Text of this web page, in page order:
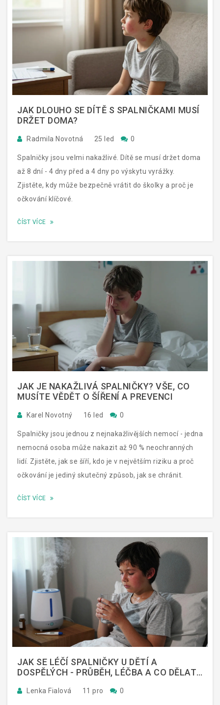
JAK DLOUHO SE DÍTĚ S SPALNIČKAMI MUSÍ
DRŽET DOMA?
Radmila Novotná 25 led 0
Spalničky jsou velmi nakažlivé. Dítě se musí držet doma
až 8 dní - 4 dny před a 4 dny po výskytu vyrážky.
Zjistěte, kdy může bezpečně vrátit do školky a proč je
očkování klíčové.
ČÍST VÍCE
JAK JE NAKAŽLIVÁ SPALNIČKY? VŠE, CO
MUSÍTE VĚDĚT O ŠÍŘENÍ A PREVENCI
Karel Novotný 16 led 0
Spalničky jsou jednou z nejnakažlivějších nemocí - jedna
nemocná osoba může nakazit až 90 % neochranných
lidí. Zjistěte, jak se šíří, kdo je v největším riziku a proč
očkování je jediný skutečný způsob, jak se chránit.
ČÍST VÍCE
JAK SE LÉČÍ SPALNIČKY U DĚTÍ A
DOSPĚLÝCH - PRŮBĚH, LÉČBA A CO DĚLAT
Lenka Fialová 11 pro 0